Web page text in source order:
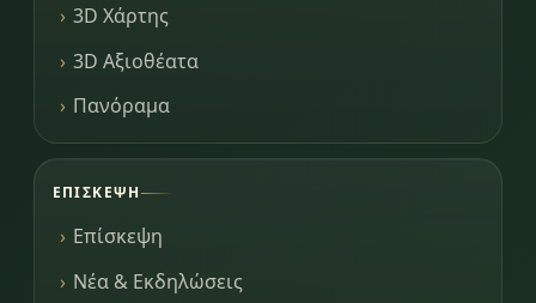
3D Χάρτης
3D Αξιοθέατα
Πανόραμα
ΕΠΊΣΚΕΨΗ
Επίσκεψη
Νέα & Εκδηλώσεις